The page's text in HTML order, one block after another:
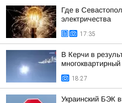
Где в
электричества
17:35
В Керчи в
18:27
Украинский БЭК